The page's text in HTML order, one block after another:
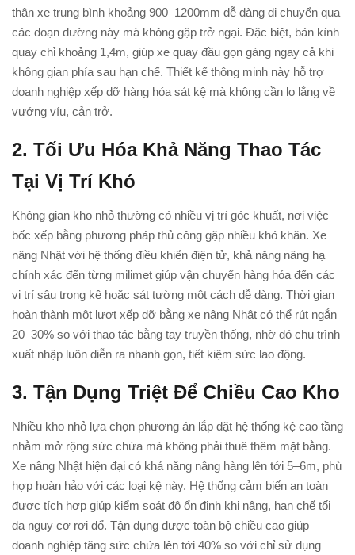
thân xe trung bình khoảng 900–1200mm dễ dàng di chuyển qua
các đoạn đường này mà không gặp trở ngại. Đặc biệt, bán kính
quay chỉ khoảng 1,4m, giúp xe quay đầu gọn gàng ngay cả khi
không gian phía sau hạn chế. Thiết kế thông minh này hỗ trợ
doanh nghiệp xếp dỡ hàng hóa sát kệ mà không cần lo lắng về
vướng víu, cản trở.
2. Tối Ưu Hóa Khả Năng Thao Tác
Tại Vị Trí Khó
Không gian kho nhỏ thường có nhiều vị trí góc khuất, nơi việc
bốc xếp bằng phương pháp thủ công gặp nhiều khó khăn. Xe
nâng Nhật với hệ thống điều khiển điện tử, khả năng nâng hạ
chính xác đến từng milimet giúp vận chuyển hàng hóa đến các
vị trí sâu trong kệ hoặc sát tường một cách dễ dàng. Thời gian
hoàn thành một lượt xếp dỡ bằng xe nâng Nhật có thể rút ngắn
20–30% so với thao tác bằng tay truyền thống, nhờ đó chu trình
xuất nhập luôn diễn ra nhanh gọn, tiết kiệm sức lao động.
3. Tận Dụng Triệt Để Chiều Cao Kho
Nhiều kho nhỏ lựa chọn phương án lắp đặt hệ thống kệ cao tầng
nhằm mở rộng sức chứa mà không phải thuê thêm mặt bằng.
Xe nâng Nhật hiện đại có khả năng nâng hàng lên tới 5–6m, phù
hợp hoàn hảo với các loại kệ này. Hệ thống cảm biến an toàn
được tích hợp giúp kiểm soát độ ổn định khi nâng, hạn chế tối
đa nguy cơ rơi đổ. Tận dụng được toàn bộ chiều cao giúp
doanh nghiệp tăng sức chứa lên tới 40% so với chỉ sử dụng